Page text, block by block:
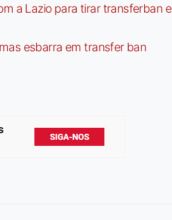
a Lazio para tirar transferban e
esbarra em transfer ban